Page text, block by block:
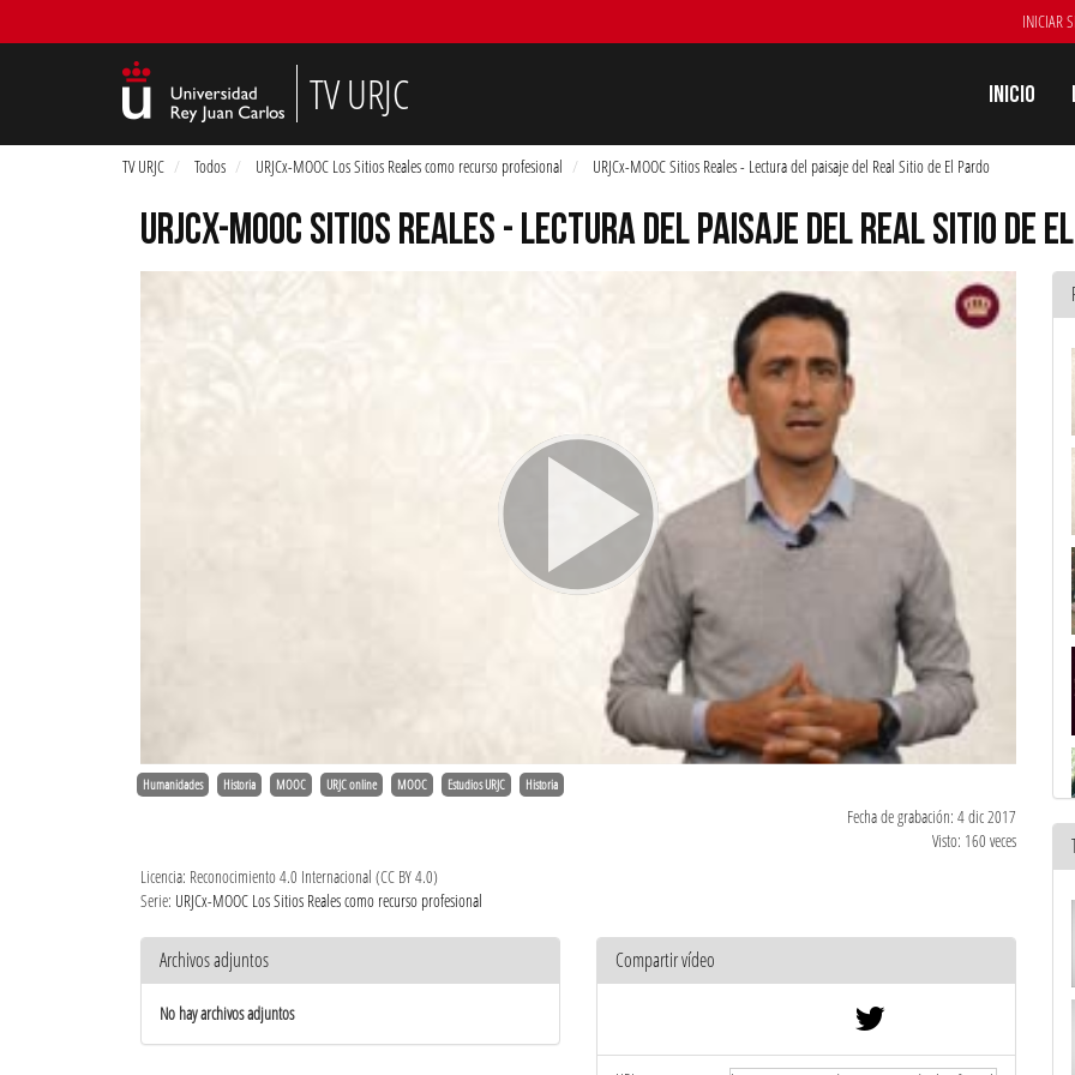
INICIAR
TV URJC Inicio
TV URJC Todos URJCx-MOOC Los Sitios Reales como recurso profesional URJCx-MOOC Sitios Reales - Lectura del paisaje del Real Sitio de El Pardo
URJCX-MOOC SITIOS REALES - LECTURA DEL PAISAJE DEL REAL SITIO DE
Humanidades Historia MOOC URJC online MOOC Estudios URJC Historia
Fecha de grabación: 4 dic 2017
Visto: 160 veces
Licencia: Reconocimiento 4.0 Internacional (CC BY 4.0)
Serie: URJCx-MOOC Los Sitios Reales como recurso profesional
Archivos adjuntos
No hay archivos adjuntos
Compartir vídeo